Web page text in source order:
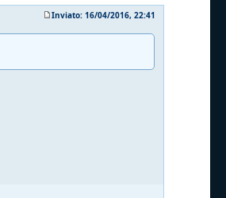
Inviato: 16/04/2016, 22:41